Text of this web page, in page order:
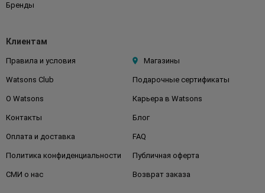
Бренды
Клиентам
Правила и условия Магазины
Watsons Club Подарочные сертификаты
О Watsons Карьера в Watsons
Контакты Блог
Оплата и доставка FAQ
Политика конфиденциальности Публичная оферта
СМИ о нас Возврат заказа